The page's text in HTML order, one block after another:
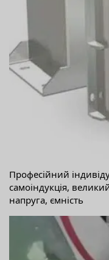
Професійний
самоіндукція,
напруга, ємність